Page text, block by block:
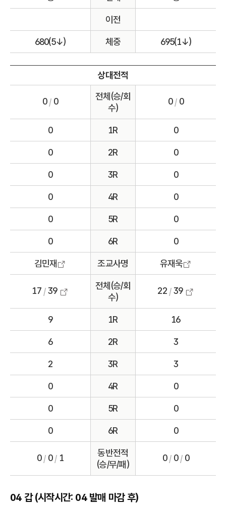
이전
체중
680(5↓) 695(1↓)
상대전적
전체(승/회
수)
0/0 0/0
1R
0 0
2R
0 0
3R
0 0
4R
0 0
5R
0 0
6R
0 0
조교사명
김민재 유재욱
전체(승/회
수)
17 /39 22 /39
1R
9 16
2R
6 3
3R
2 3
4R
0 0
5R
0 0
6R
0 0
동반전적
(승/무/패)
0/0/1 0/0/0
04 갑 (시작시간: 04 발매 마감 후)